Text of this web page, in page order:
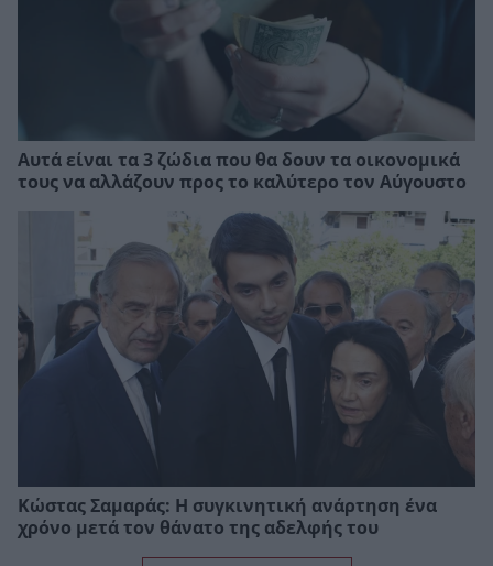
Αυτά είναι τα 3 ζώδια που θα δουν τα οικονομικά
τους να αλλάζουν προς το καλύτερο τον Αύγουστο
Κώστας Σαμαράς: Η συγκινητική ανάρτηση ένα
χρόνο μετά τον θάνατο της αδελφής του